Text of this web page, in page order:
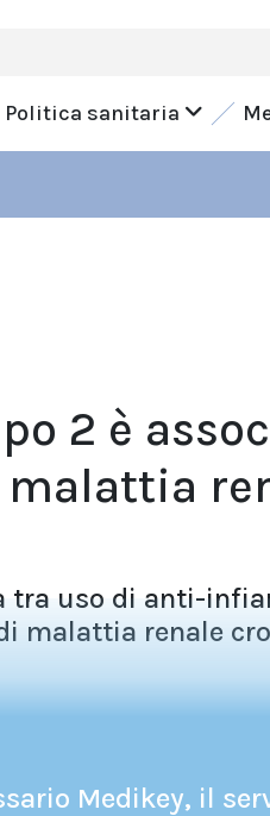
Politica sanitaria
2 è
tra uso di anti-
malattia renale
Medikey, il